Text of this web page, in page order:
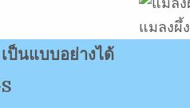
แมลงผึ้ง
ป็นแบบอย่างได้